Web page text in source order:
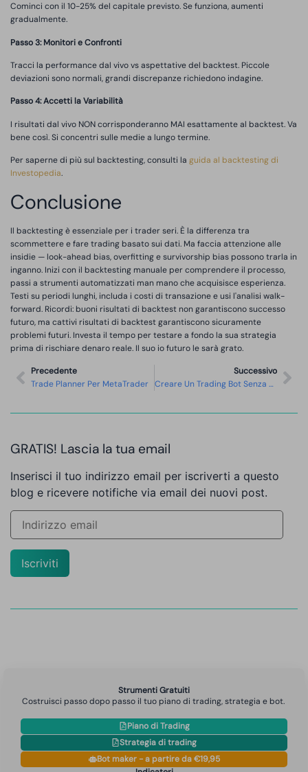
Cominci con il 10-25% del capitale previsto. Se funziona, aumenti
gradualmente.
Passo 3: Monitori e Confronti
Tracci la performance dal vivo vs aspettative del backtest. Piccole
deviazioni sono normali, grandi discrepanze richiedono indagine.
Passo 4: Accetti la Variabilità
I risultati dal vivo NON corrisponderanno MAI esattamente al backtest. Va
bene così. Si concentri sulle medie a lungo termine.
Per saperne di più sul backtesting, consulti la guida al backtesting di
Investopedia.
Conclusione
Il backtesting è essenziale per i trader seri. È la differenza tra
scommettere e fare trading basato sui dati. Ma faccia attenzione alle
insidie — look-ahead bias, overfitting e survivorship bias possono trarla in
inganno. Inizi con il backtesting manuale per comprendere il processo,
passi a strumenti automatizzati man mano che acquisisce esperienza.
Testi su periodi lunghi, includa i costi di transazione e usi l'analisi walk-
forward. Ricordi: buoni risultati di backtest non garantiscono successo
futuro, ma cattivi risultati di backtest garantiscono sicuramente
problemi futuri. Investa il tempo per testare a fondo la sua strategia
prima di rischiare denaro reale. Il suo io futuro le sarà grato.
Precedente
Trade Planner Per MetaTrader
Successivo
Creare Un Trading Bot Senza Programmare
GRATIS! Lascia la tua email
Inserisci il tuo indirizzo email per iscriverti a questo
blog e ricevere notifiche via email dei nuovi post.
Iscriviti
Strumenti Gratuiti
Costruisci passo dopo passo il tuo piano di trading, strategia e bot.
Piano di Trading
Strategia di trading
Bot maker - a partire da €19,95